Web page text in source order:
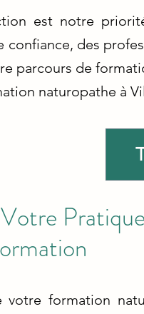
est notre
confiance, des
parcours de
naturopathe à
votre formation